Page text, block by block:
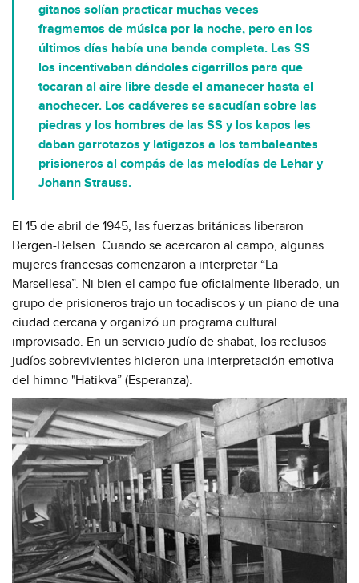
gitanos solían practicar muchas veces
fragmentos de música por la noche, pero en los
últimos días había una banda completa. Las SS
los incentivaban dándoles cigarrillos para que
tocaran al aire libre desde el amanecer hasta el
anochecer. Los cadáveres se sacudían sobre las
piedras y los hombres de las SS y los kapos les
daban garrotazos y latigazos a los tambaleantes
prisioneros al compás de las melodías de Lehar y
Johann Strauss.
El 15 de abril de 1945, las fuerzas británicas liberaron
Bergen-Belsen. Cuando se acercaron al campo, algunas
mujeres francesas comenzaron a interpretar “La
Marsellesa”. Ni bien el campo fue oficialmente liberado, un
grupo de prisioneros trajo un tocadiscos y un piano de una
ciudad cercana y organizó un programa cultural
improvisado. En un servicio judío de shabat, los reclusos
judíos sobrevivientes hicieron una interpretación emotiva
del himno "Hatikva” (Esperanza).